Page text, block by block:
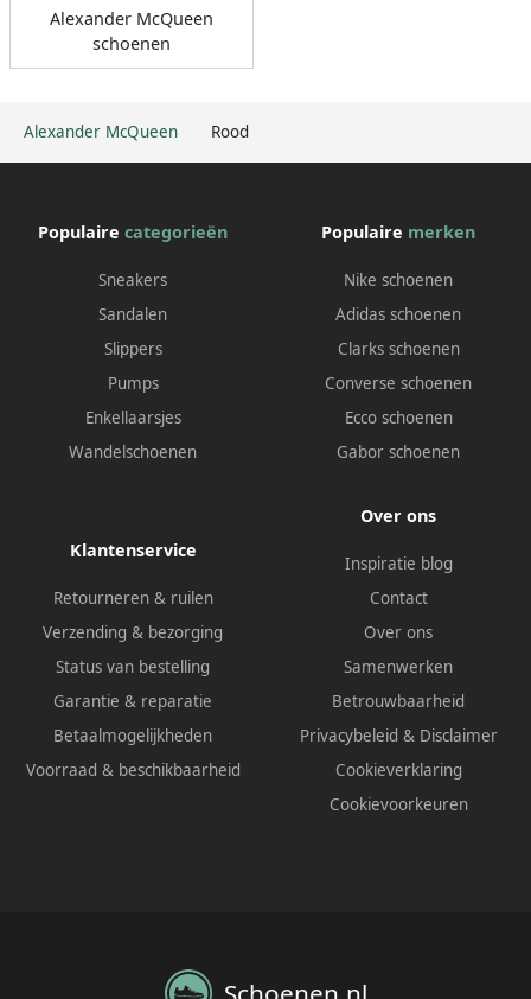
Alexander McQueen Rood
Alexander McQueen
schoenen
Populaire categorieën
Sneakers
Sandalen
Slippers
Pumps
Enkellaarsjes
Wandelschoenen
Populaire merken
Nike schoenen
Adidas schoenen
Clarks schoenen
Converse schoenen
Ecco schoenen
Gabor schoenen
Klantenservice
Retourneren & ruilen
Verzending & bezorging
Status van bestelling
Garantie & reparatie
Betaalmogelijkheden
Voorraad & beschikbaarheid
Over ons
Inspiratie blog
Contact
Over ons
Samenwerken
Betrouwbaarheid
Privacybeleid & Disclaimer
Cookieverklaring
Cookievoorkeuren